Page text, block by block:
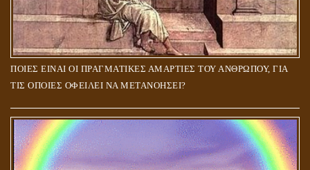
ΠΟΙΕΣ ΕΙΝΑΙ ΟΙ ΠΡΑΓΜΑΤΙΚΕΣ ΑΜΑΡΤΙΕΣ ΤΟΥ ΑΝΘΡΩΠΟΥ, ΓΙΑ
ΤΙΣ ΟΠΟΙΕΣ ΟΦΕΙΛΕΙ ΝΑ ΜΕΤΑΝΟΗΣΕΙ?